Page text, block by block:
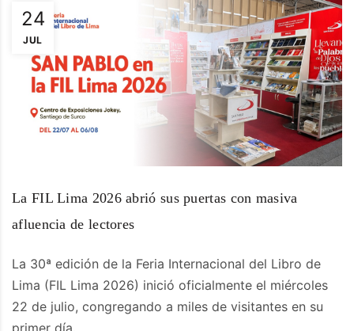
24
JUL
La FIL Lima 2026 abrió sus puertas con masiva
afluencia de lectores
La 30ª edición de la Feria Internacional del Libro de
Lima (FIL Lima 2026) inició oficialmente el miércoles
22 de julio, congregando a miles de visitantes en su
primer día.